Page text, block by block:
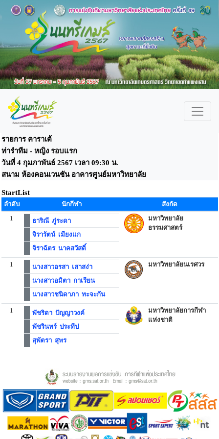
รายการ คาราเต้
ท่ารำทีม - หญิง รอบแรก
วันที่ 4 กุมภาพันธ์ 2567 เวลา 09:30 น.
สนาม ห้องคอนเวนชัน อาคารศูนย์มหาวิทยาลัย
StartList
ลำดับ นักกีฬา
สังกัด
1
ธาริณี ภู่ระดา
จิรารัตน์ เมียงแก
จิราฉัตร นาคสวัสดิ์
มหาวิทยาลัย
ธรรมศาสตร์
1
นางสาวอรสา เสาสง่า
นางสาวอมิตา กาเรียน
นางสาวชนิดาภา ทะจะกัน
มหาวิทยาลัยนเรศวร
1
พัชริดา ปัญญาวงค์
พัชรินทร์ ประทีป
สุพัตรา สุพร
มหาวิทยาลัยการกีฬา
แห่งชาติ